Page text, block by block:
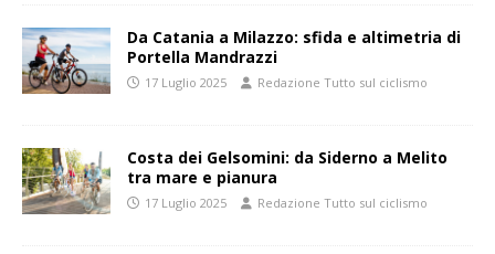
Da Catania a Milazzo: sfida e altimetria di
Portella Mandrazzi
17 Luglio 2025 Redazione Tutto sul ciclismo
Costa dei Gelsomini: da Siderno a Melito
tra mare e pianura
17 Luglio 2025 Redazione Tutto sul ciclismo